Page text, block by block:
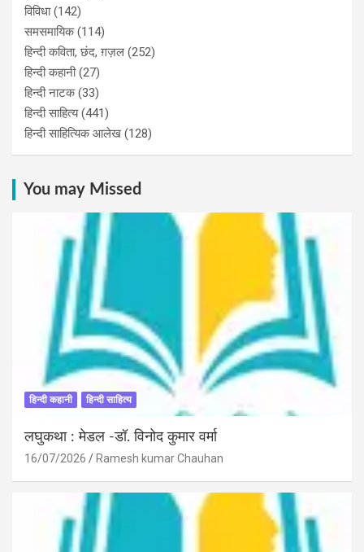
विविधा(142)
समसमायिक(114)
हिन्दी कविता, छंद, ग़ज़ल (252)
हिन्दी कहानी(27)
हिन्‍दी नाटक(33)
हिन्दी साहित्य(441)
हिन्दी साहित्यिक आलेख (128)
You may Missed
हिन्दी कहानी हिन्दी साहित्य
लघुकथा : मेडल -डॉ. विनोद कुमार वर्मा
16/07/2026 Ramesh kumar Chauhan